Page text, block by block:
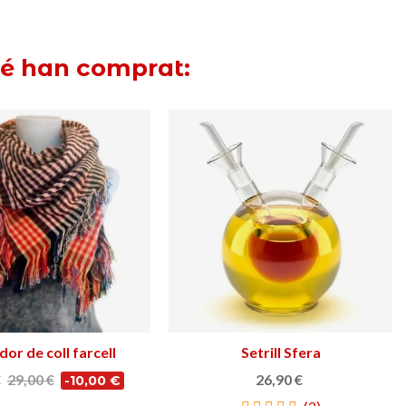
han comprat:
Triar opció
de coll farcell
29,00 € -10,00 €
Afegir a la cistella
Setrill Sfera
26,90 €